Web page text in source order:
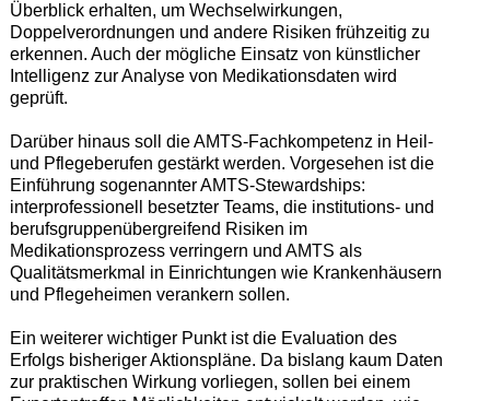
Überblick erhalten, um Wechselwirkungen,
Doppelverordnungen und andere Risiken frühzeitig zu
erkennen. Auch der mögliche Einsatz von künstlicher
Intelligenz zur Analyse von Medikationsdaten wird
geprüft.
Darüber hinaus soll die AMTS-Fachkompetenz in Heil-
und Pflegeberufen gestärkt werden. Vorgesehen ist die
Einführung sogenannter AMTS-Stewardships:
interprofessionell besetzter Teams, die institutions- und
berufsgruppenübergreifend Risiken im
Medikationsprozess verringern und AMTS als
Qualitätsmerkmal in Einrichtungen wie Krankenhäusern
und Pflegeheimen verankern sollen.
Ein weiterer wichtiger Punkt ist die Evaluation des
Erfolgs bisheriger Aktionspläne. Da bislang kaum Daten
zur praktischen Wirkung vorliegen, sollen bei einem